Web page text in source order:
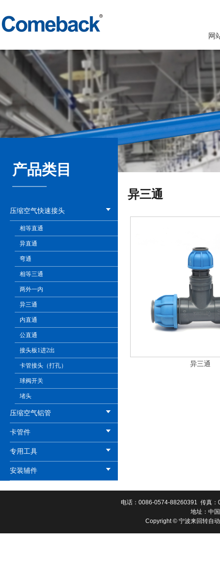
网
产品类目
压缩空气快速接头
相等直通
异直通
弯通
相等三通
两外一内
异三通
内直通
公直通
接头板1进2出
卡管接头（打孔）
球阀开关
堵头
压缩空气铝管
卡管件
专用工具
安装辅件
异三通
异三通
电话：0086-0574-88260391 传真
地址：中
Copyright © 宁波来回转自